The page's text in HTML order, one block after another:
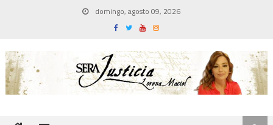
domingo, agosto 09, 2026